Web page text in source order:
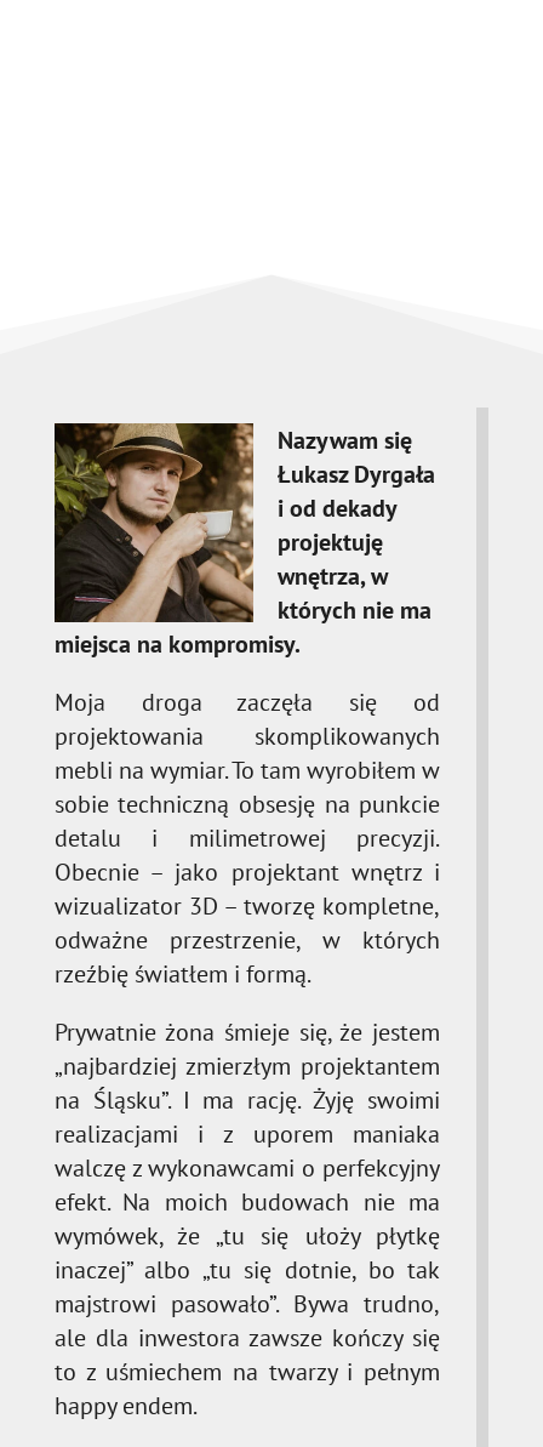
Nazywam się
Łukasz Dyrgała
i od dekady
projektuję
wnętrza, w
których nie ma
miejsca na kompromisy.
Moja droga zaczęła się od
projektowania skomplikowanych
mebli na wymiar. To tam wyrobiłem w
sobie techniczną obsesję na punkcie
detalu i milimetrowej precyzji.
Obecnie – jako projektant wnętrz i
wizualizator 3D – tworzę kompletne,
odważne przestrzenie, w których
rzeźbię światłem i formą.
Prywatnie żona śmieje się, że jestem
„najbardziej zmierzłym projektantem
na Śląsku”. I ma rację. Żyję swoimi
realizacjami i z uporem maniaka
walczę z wykonawcami o perfekcyjny
efekt. Na moich budowach nie ma
wymówek, że „tu się ułoży płytkę
inaczej” albo „tu się dotnie, bo tak
majstrowi pasowało”. Bywa trudno,
ale dla inwestora zawsze kończy się
to z uśmiechem na twarzy i pełnym
happy endem.